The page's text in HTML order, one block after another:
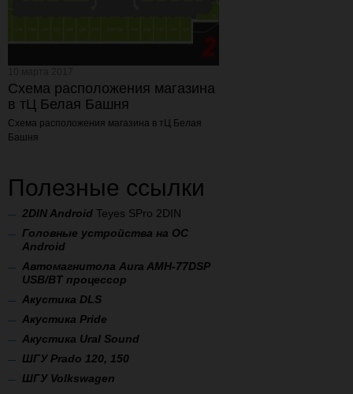
Схема расположения магазина
в тЦ Белая Башня
Схема расположения магазина в тЦ Белая
Башня
Полезные ссылки
2DIN Android Teyes SPro 2DIN
Головные устройства на ОС
Android
Автомагнитола Aura AMH-77DSP
USB/BT процессор
Акустика DLS
Акустика Pride
Акустика Ural Sound
ШГУ Prado 120, 150
ШГУ Volkswagen